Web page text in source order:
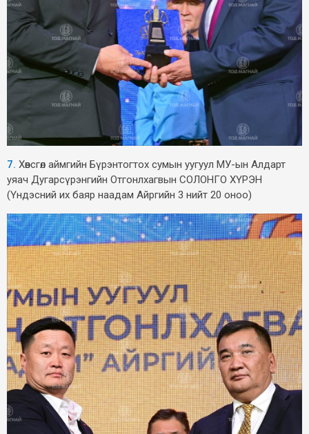
7. Хөвсгөл аймгийн Бүрэнтогтох сумын уугуул МУ-ын Алдарт
уяач Дугарсүрэнгийн Отгонлхагвын СОЛОНГО ХҮРЭН
(Үндэсний их баяр наадам Айргийн 3 нийт 20 оноо)